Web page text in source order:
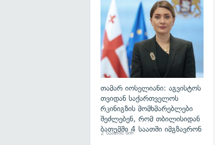
თამარ იოსელიანი: აგვისტოს
თვიდან საქართველოს
რკინიგზის მომხმარებლები
შეძლებენ, რომ თბილისიდან
ბათუმში 4 საათში იმგზავრონ
2 საათის წინ